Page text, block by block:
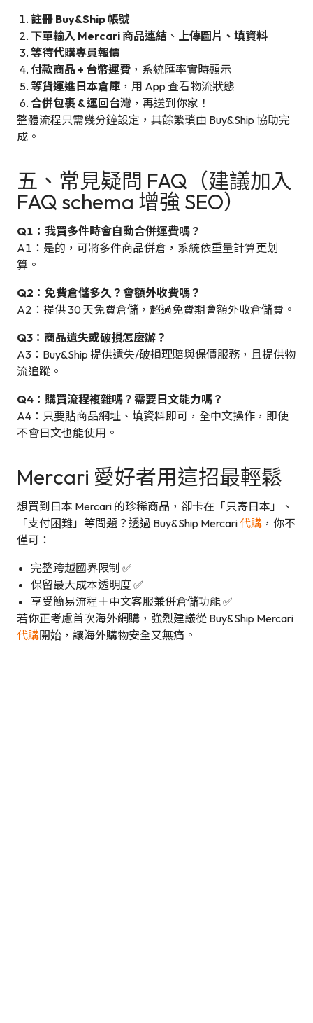
註冊 Buy&Ship 帳號
下單輸入 Mercari 商品連結 、
上傳圖片、填資料
等待代購專員報價
付款商品 + 台幣運費 ，系統匯率實時顯示
等貨運進日本倉庫 ，用 App 查看物流狀態
合併包裹 & 運回台灣 ，再送到你家！
整體流程只需幾分鐘設定，其餘繁瑣由 Buy&Ship 協助完
成。
五、常見疑問 FAQ（建議加入
FAQ schema 增強 SEO）
Q1：我買多件時會自動合併運費嗎？
A1：是的，可將多件商品併倉，系統依重量計算更划
算。
Q2：免費倉儲多久？會額外收費嗎？
A2：提供 30 天免費倉儲，超過免費期會額外收倉儲費。
Q3：商品遺失或破損怎麼辦？
A3：Buy&Ship 提供遺失/破損理賠與保價服務，且提供物
流追蹤。
Q4：購買流程複雜嗎？需要日文能力嗎？
A4：只要貼商品網址、填資料即可，全中文操作，即使
不會日文也能使用。
Mercari 愛好者用這招最輕鬆
想買到日本 Mercari 的珍稀商品，卻卡在「只寄日本」、
「支付困難」等問題？透過 Buy&Ship Mercari代購 ，你不
僅可：
完整跨越國界限制 ✅
保留最大成本透明度 ✅
享受簡易流程＋中文客服兼併倉儲功能 ✅
若你正考慮首次海外網購，強烈建議從 Buy&Ship Mercari
代購開始，讓海外購物安全又無痛。